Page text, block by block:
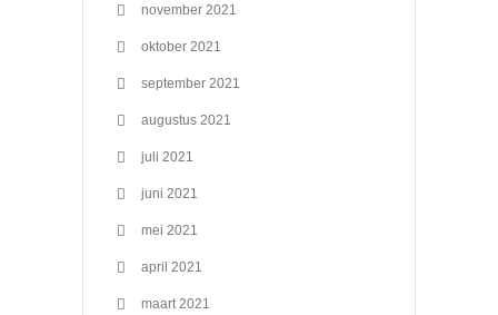
november 2021
oktober 2021
september 2021
augustus 2021
juli 2021
juni 2021
mei 2021
april 2021
maart 2021